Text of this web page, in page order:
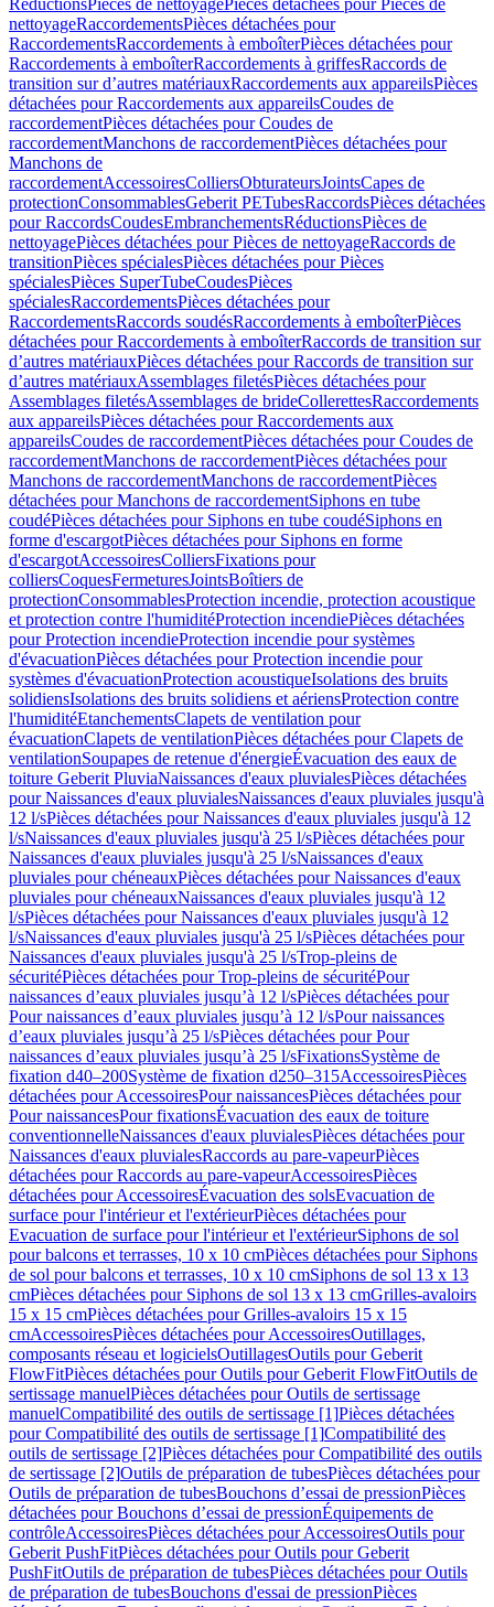
RéductionsPièces de nettoyagePièces détachées pour Pièces de
nettoyageRaccordementsPièces détachées pour
RaccordementsRaccordements à emboîterPièces détachées pour
Raccordements à emboîterRaccordements à griffesRaccords de
transition sur d’autres matériauxRaccordements aux appareilsPièces
détachées pour Raccordements aux appareilsCoudes de
raccordementPièces détachées pour Coudes de
raccordementManchons de raccordementPièces détachées pour
Manchons de
raccordementAccessoiresColliersObturateursJointsCapes de
protectionConsommablesGeberit PETubesRaccordsPièces détachées
pour RaccordsCoudesEmbranchementsRéductionsPièces de
nettoyagePièces détachées pour Pièces de nettoyageRaccords de
transitionPièces spécialesPièces détachées pour Pièces
spécialesPièces SuperTubeCoudesPièces
spécialesRaccordementsPièces détachées pour
RaccordementsRaccords soudésRaccordements à emboîterPièces
détachées pour Raccordements à emboîterRaccords de transition sur
d’autres matériauxPièces détachées pour Raccords de transition sur
d’autres matériauxAssemblages filetésPièces détachées pour
Assemblages filetésAssemblages de brideCollerettesRaccordements
aux appareilsPièces détachées pour Raccordements aux
appareilsCoudes de raccordementPièces détachées pour Coudes de
raccordementManchons de raccordementPièces détachées pour
Manchons de raccordementManchons de raccordementPièces
détachées pour Manchons de raccordementSiphons en tube
coudéPièces détachées pour Siphons en tube coudéSiphons en
forme d'escargotPièces détachées pour Siphons en forme
d'escargotAccessoiresColliersFixations pour
colliersCoquesFermeturesJointsBoîtiers de
protectionConsommablesProtection incendie, protection acoustique
et protection contre l'humiditéProtection incendiePièces détachées
pour Protection incendieProtection incendie pour systèmes
d'évacuationPièces détachées pour Protection incendie pour
systèmes d'évacuationProtection acoustiqueIsolations des bruits
solidiensIsolations des bruits solidiens et aériensProtection contre
l'humiditéEtanchementsClapets de ventilation pour
évacuationClapets de ventilationPièces détachées pour Clapets de
ventilationSoupapes de retenue d'énergieÉvacuation des eaux de
toiture Geberit PluviaNaissances d'eaux pluvialesPièces détachées
pour Naissances d'eaux pluvialesNaissances d'eaux pluviales jusqu'à
12 l/sPièces détachées pour Naissances d'eaux pluviales jusqu'à 12
l/sNaissances d'eaux pluviales jusqu'à 25 l/sPièces détachées pour
Naissances d'eaux pluviales jusqu'à 25 l/sNaissances d'eaux
pluviales pour chéneauxPièces détachées pour Naissances d'eaux
pluviales pour chéneauxNaissances d'eaux pluviales jusqu'à 12
l/sPièces détachées pour Naissances d'eaux pluviales jusqu'à 12
l/sNaissances d'eaux pluviales jusqu'à 25 l/sPièces détachées pour
Naissances d'eaux pluviales jusqu'à 25 l/sTrop-pleins de
sécuritéPièces détachées pour Trop-pleins de sécuritéPour
naissances d’eaux pluviales jusqu’à 12 l/sPièces détachées pour
Pour naissances d’eaux pluviales jusqu’à 12 l/sPour naissances
d’eaux pluviales jusqu’à 25 l/sPièces détachées pour Pour
naissances d’eaux pluviales jusqu’à 25 l/sFixationsSystème de
fixation d40–200Système de fixation d250–315AccessoiresPièces
détachées pour AccessoiresPour naissancesPièces détachées pour
Pour naissancesPour fixationsÉvacuation des eaux de toiture
conventionnelleNaissances d'eaux pluvialesPièces détachées pour
Naissances d'eaux pluvialesRaccords au pare-vapeurPièces
détachées pour Raccords au pare-vapeurAccessoiresPièces
détachées pour AccessoiresÉvacuation des solsEvacuation de
surface pour l'intérieur et l'extérieurPièces détachées pour
Evacuation de surface pour l'intérieur et l'extérieurSiphons de sol
pour balcons et terrasses, 10 x 10 cmPièces détachées pour Siphons
de sol pour balcons et terrasses, 10 x 10 cmSiphons de sol 13 x 13
cmPièces détachées pour Siphons de sol 13 x 13 cmGrilles-avaloirs
15 x 15 cmPièces détachées pour Grilles-avaloirs 15 x 15
cmAccessoiresPièces détachées pour AccessoiresOutillages,
composants réseau et logicielsOutillagesOutils pour Geberit
FlowFitPièces détachées pour Outils pour Geberit FlowFitOutils de
sertissage manuelPièces détachées pour Outils de sertissage
manuelCompatibilité des outils de sertissage [1]Pièces détachées
pour Compatibilité des outils de sertissage [1]Compatibilité des
outils de sertissage [2]Pièces détachées pour Compatibilité des outils
de sertissage [2]Outils de préparation de tubesPièces détachées pour
Outils de préparation de tubesBouchons d’essai de pressionPièces
détachées pour Bouchons d’essai de pressionÉquipements de
contrôleAccessoiresPièces détachées pour AccessoiresOutils pour
Geberit PushFitPièces détachées pour Outils pour Geberit
PushFitOutils de préparation de tubesPièces détachées pour Outils
de préparation de tubesBouchons d'essai de pressionPièces